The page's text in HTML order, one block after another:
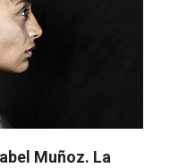
Muñoz. La